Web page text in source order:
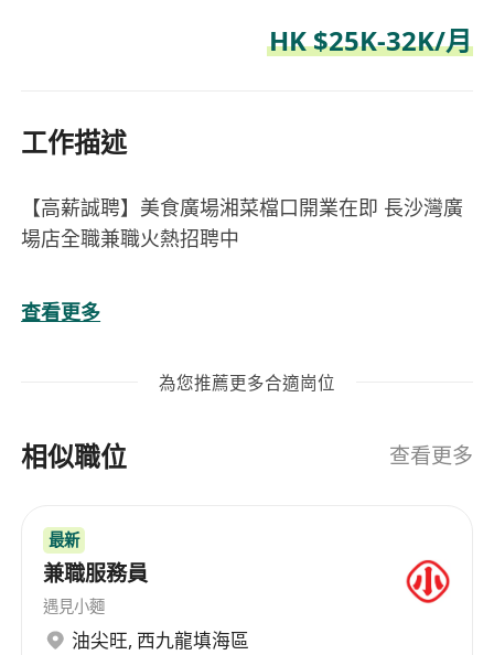
HK $25K-32K/月
工作描述
【高薪誠聘】美食廣場湘菜檔口開業在即 長沙灣廣
場店全職兼職火熱招聘中
工作地點：長沙灣廣場二樓（近荔枝角地鐵站A出
口，步行2分鐘即達）
員工福利： 提供膳食、年假、表現獎金及開業利是
【長期職位】月薪・銀行過數
人員管理
· 要求5年以上相關經驗
· 月薪 $32,000 起（具體面議）
2. 資深炒鍋2名（蒸菜、湘菜小炒）
查看更多
為您推薦更多合適崗位
相似職位 查看更多
最新
兼職服務員
遇見小麵
油尖旺, 西九龍填海區